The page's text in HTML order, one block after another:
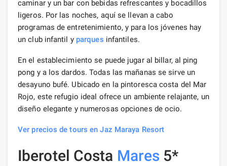
caminar y un bar con bebidas refrescantes y bocadillos
ligeros. Por las noches, aquí se llevan a cabo
programas de entretenimiento, y para los jóvenes hay
un club infantil y parques infantiles.
En el establecimiento se puede jugar al billar, al ping
pong y a los dardos. Todas las mañanas se sirve un
desayuno bufé. Ubicado en la pintoresca costa del Mar
Rojo, este refugio ideal ofrece un ambiente relajante, un
diseño elegante y numerosas opciones de ocio.
Ver precios de tours en Jaz Maraya Resort
Iberotel Costa Mares 5*